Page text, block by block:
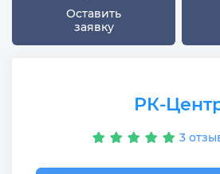
Оставить
заявку
РК-
3